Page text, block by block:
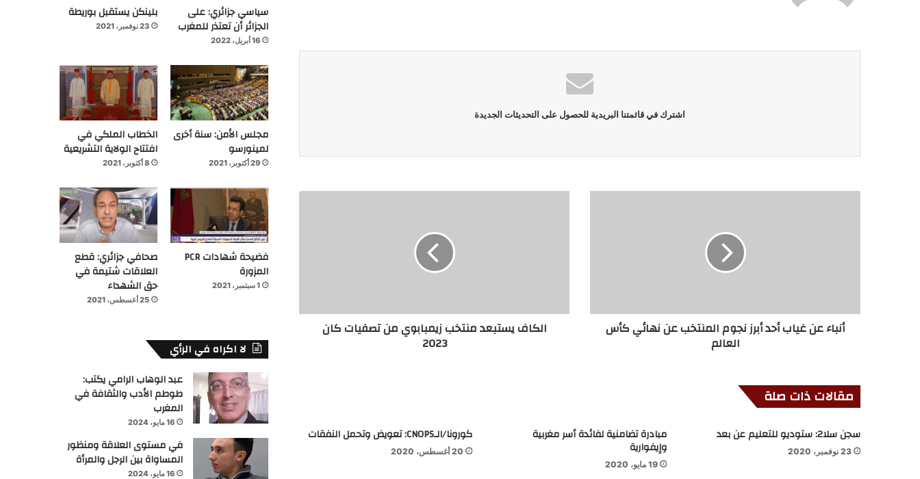
اشترك في قائمتنا البريدية للحصول على التحديثات الجديدة
أنباء عن غياب أحد أبرز نجوم المنتخب عن نهائي كأس
العالم
الكاف يستبعد منتخب زيمبابوي من تصفيات كان
2023
مقالات ذات صلة
سجن سلا2: ستوديو للتعليم عن بعد
23 نوفمبر، 2020
مبادرة تضامنية لفائدة أسر مغربية
وإيفوارية
19 مايو، 2020
كورونا/الـCNOPS: تعويض وتحمل النفقات
20 أغسطس، 2020
سياسي جزائري: على
الجزائر أن تعتذر للمغرب
16 أبريل، 2022
بلينكن يستقبل بوريطة
23 نوفمبر، 2021
مجلس الأمن: سنة أخرى
لمينورسو
29 أكتوبر، 2021
الخطاب الملكي في
افتتاح الولاية التشريعية
8 أكتوبر، 2021
فضيحة شهادات PCR
المزورة
1 سبتمبر، 2021
صحافي جزائري: قطع
العلاقات شتيمة في
حق الشهداء
25 أغسطس، 2021
لا اكراه في الرأي
عبد الوهاب الرامي يكتب:
طوطم الأدب والثقافة في
المغرب
16 مايو، 2024
في مستوى العلاقة ومنظور
المساواة بين الرجل والمرأة
16 مايو، 2024